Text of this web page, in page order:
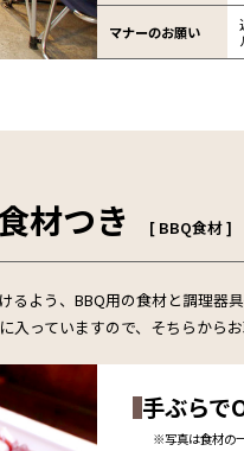
マナーのお願い
材つき [ BBQ食材 ]
よう、BBQ用の食材と調理器
入っていますので、そちらからお
手ぶらで
※写真は食材の